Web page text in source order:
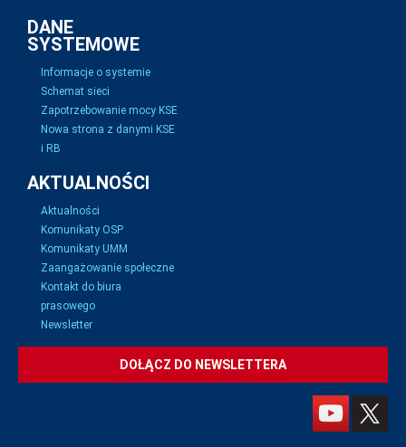
DANE
SYSTEMOWE
Informacje o systemie
Schemat sieci
Zapotrzebowanie mocy KSE
Nowa strona z danymi KSE
i RB
AKTUALNOŚCI
Aktualności
Komunikaty OSP
Komunikaty UMM
Zaangażowanie społeczne
Kontakt do biura
prasowego
Newsletter
DOŁĄCZ DO NEWSLETTERA